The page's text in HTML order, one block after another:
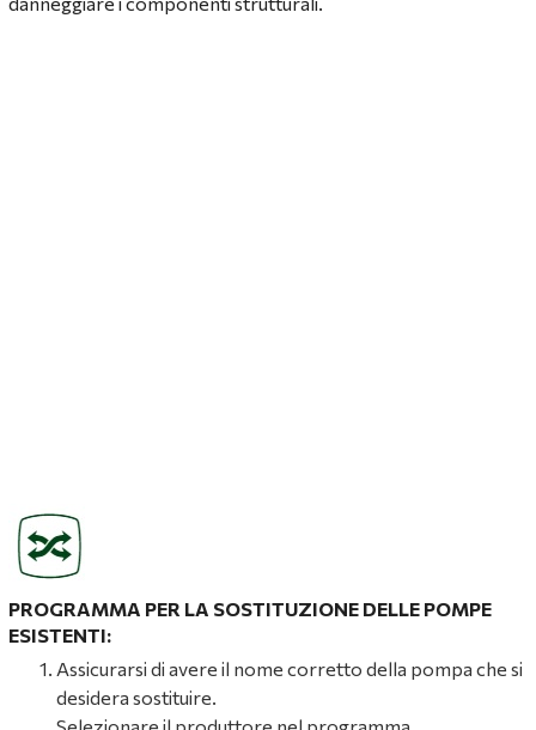
PROGRAMMA PER LA SOSTITUZIONE DELLE POMPE
ESISTENTI:
Assicurarsi di avere il nome corretto della pompa che si
desidera sostituire.